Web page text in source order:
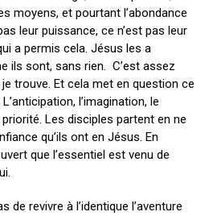
moyens, et pourtant l’abondance
leur puissance, ce n’est pas leur
a permis cela. Jésus les a
ils sont, sans rien. C’est assez
trouve. Et cela met en question ce
l’imagination, le
Les disciples partent en ne
qu’ils ont en Jésus. En
que l’essentiel est venu de
de revivre à l’identique l’aventure